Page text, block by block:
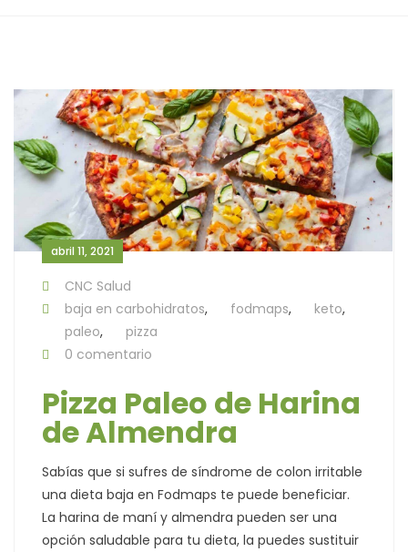
abril 11, 2021
CNC Salud
baja en carbohidratos, fodmaps, keto,
paleo,
pizza
0 comentario
Pizza Paleo de Harina
de Almendra
Sabías que si sufres de síndrome de colon irritable
una dieta baja en Fodmaps te puede beneficiar.
La harina de maní y almendra pueden ser una
opción saludable para tu dieta, la puedes sustituir